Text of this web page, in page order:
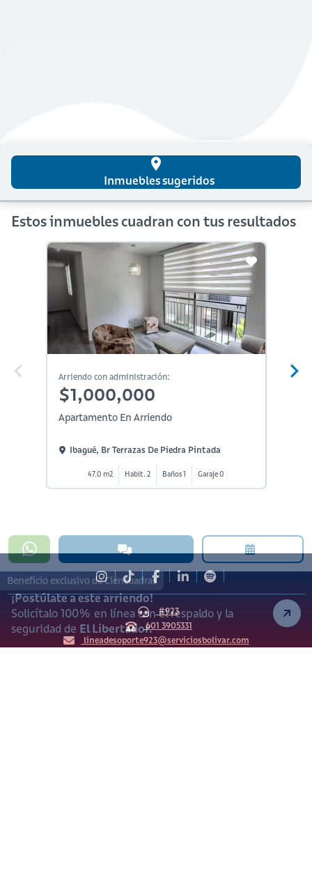
Beneficio exclusivo de Ciencuadras
¡Postúlate a este arriendo!
Solicítalo 100% en línea con el respaldo y la
seguridad de El Libertador.
place
Inmuebles sugeridos
Estos inmuebles cuadran con tus resultados
Arriendo con administración:
$1,000,000
Apartamento En Arriendo
Ibagué, Br Terrazas De Piedra Pintada
47.0 m2 Habit. 2 Baños 1 Garaje 0
#923
601 3905331
lineadesoporte923@serviciosbolivar.com